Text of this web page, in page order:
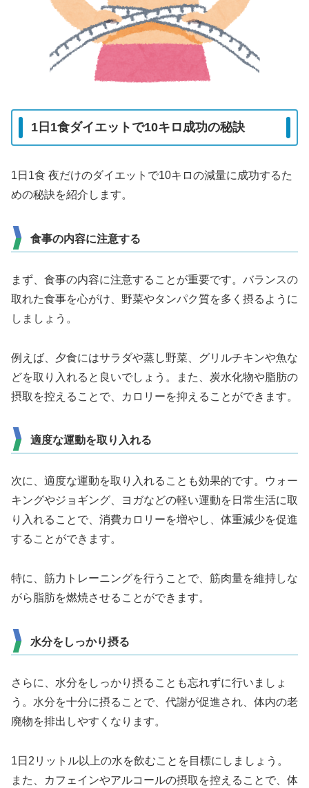
1日1食ダイエットで10キロ成功の秘訣
1日1食 夜だけのダイエットで10キロの減量に成功するた
めの秘訣を紹介します。
食事の内容に注意する
まず、食事の内容に注意することが重要です。バランスの
取れた食事を心がけ、野菜やタンパク質を多く摂るように
しましょう。
例えば、夕食にはサラダや蒸し野菜、グリルチキンや魚な
どを取り入れると良いでしょう。また、炭水化物や脂肪の
摂取を控えることで、カロリーを抑えることができます。
適度な運動を取り入れる
次に、適度な運動を取り入れることも効果的です。ウォー
キングやジョギング、ヨガなどの軽い運動を日常生活に取
り入れることで、消費カロリーを増やし、体重減少を促進
することができます。
特に、筋力トレーニングを行うことで、筋肉量を維持しな
がら脂肪を燃焼させることができます。
水分をしっかり摂る
さらに、水分をしっかり摂ることも忘れずに行いましょ
う。水分を十分に摂ることで、代謝が促進され、体内の老
廃物を排出しやすくなります。
1日2リットル以上の水を飲むことを目標にしましょう。
また、カフェインやアルコールの摂取を控えることで、体